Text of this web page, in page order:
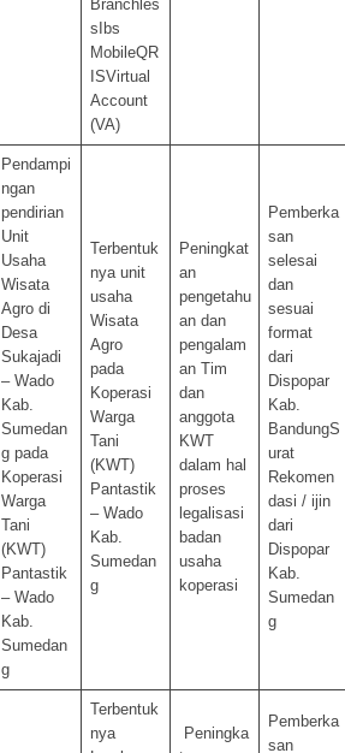
Branchles
sIbs
MobileQR
ISVirtual
Account
(VA)
Pendampi
ngan
pendirian
Unit
Usaha
Wisata
Agro di
Desa
Sukajadi
– Wado
Kab.
Sumedan
g pada
Koperasi
Warga
Tani
(KWT)
Pantastik
– Wado
Kab.
Sumedan
g
Terbentuk
nya unit
usaha
Wisata
Agro
pada
Koperasi
Warga
Tani
(KWT)
Pantastik
– Wado
Kab.
Sumedan
g
Peningkat
an
pengetahu
an dan
pengalam
an Tim
dan
anggota
KWT
dalam hal
proses
legalisasi
badan
usaha
koperasi
Pemberka
san
selesai
dan
sesuai
format
dari
Dispopar
Kab.
BandungS
urat
Rekomen
dasi / ijin
dari
Dispopar
Kab.
Sumedan
g
Terbentuk
nya
Peningka
Pemberka
san